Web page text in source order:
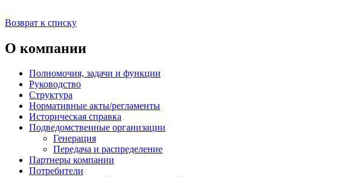
Возврат к списку
О компании
Полномочия, задачи и функции
Руководство
Структура
Нормативные акты/регламенты
Историческая справка
Подведомственные организации
Генерация
Передача и распределение
Партнеры компании
Потребители